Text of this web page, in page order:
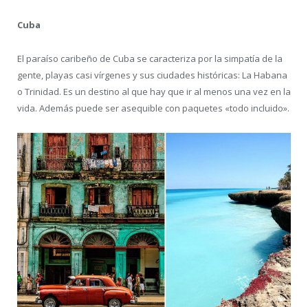
Cuba
El paraíso caribeño de Cuba se caracteriza por la simpatía de la
gente, playas casi vírgenes y sus ciudades históricas: La Habana
o Trinidad. Es un destino al que hay que ir al menos una vez en la
vida. Además puede ser asequible con paquetes «todo incluido».